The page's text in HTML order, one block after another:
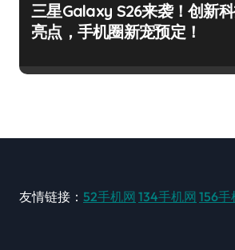
三星Galaxy S26来袭！创新
亮点，手机圈新宠预定！
友情链接： 52手机网 134手机网 156手